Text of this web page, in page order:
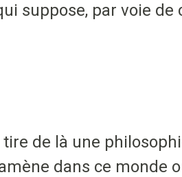
suppose, par voie de
de là une
dans ce monde